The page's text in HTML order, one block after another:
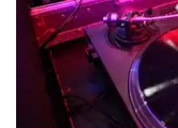
Service Dj